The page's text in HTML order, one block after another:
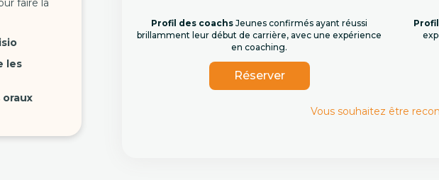
faire la
les
oraux
Profil des coachsJeunes confirmés ayant réussi
brillamment leur début de carrière, avec une expérience
en coaching.
Réserver
Vous souhaitez être